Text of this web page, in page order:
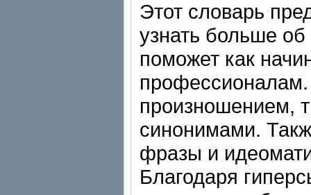
Этот словарь
узнать больше
поможет как
произношением,
синонимами.
фразы и
Благодаря